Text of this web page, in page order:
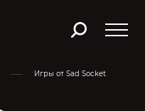
Игры от Sad Socket